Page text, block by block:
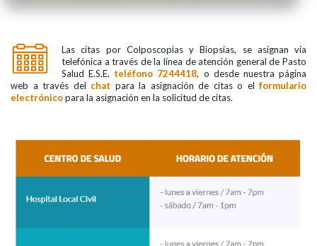
Las citas por Colposcopias y Biopsias, se asignan vía
telefónica a través de la línea de atención general de Pasto
Salud E.S.E. teléfono 7244418, o desde nuestra página
web a través del chat para la asignación de citas o el formulario
electrónicopara la asignación en la solicitud de citas.